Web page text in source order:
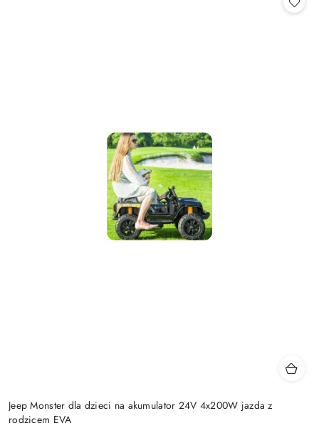
Jeep Monster dla dzieci na akumulator 24V 4x200W jazda z
rodzicem EVA